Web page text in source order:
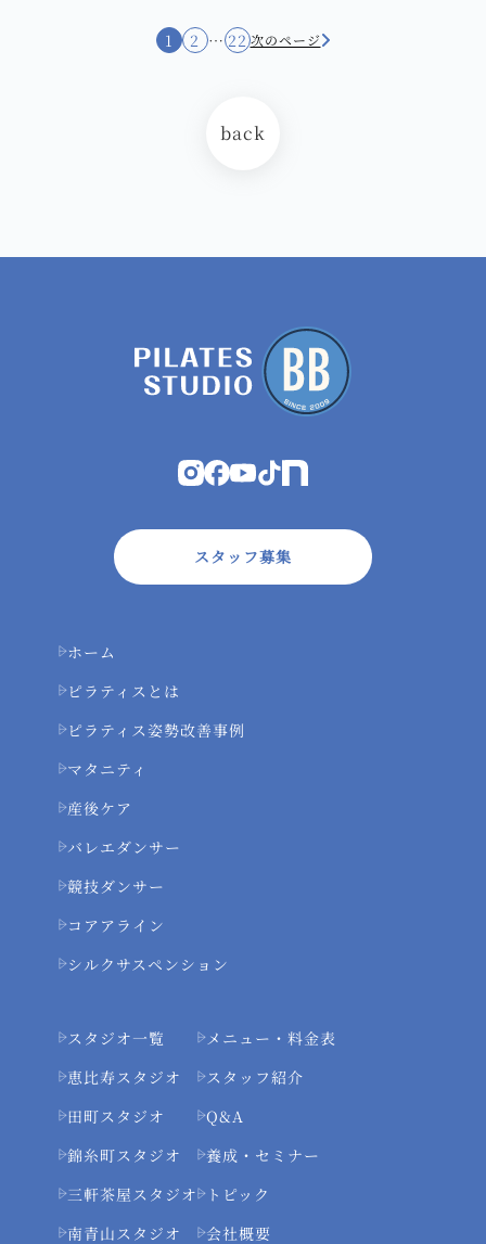
1 2 … 22次のページ
back
スタッフ募集
ホーム
ピラティスとは
ピラティス姿勢改善事例
マタニティ
産後ケア
バレエダンサー
競技ダンサー
コアアライン
シルクサスペンション
スタジオ一覧
恵比寿スタジオ
田町スタジオ
錦糸町スタジオ
三軒茶屋スタジオ
南青山スタジオ
メニュー・料金表
スタッフ紹介
Q&A
養成・セミナー
トピック
会社概要